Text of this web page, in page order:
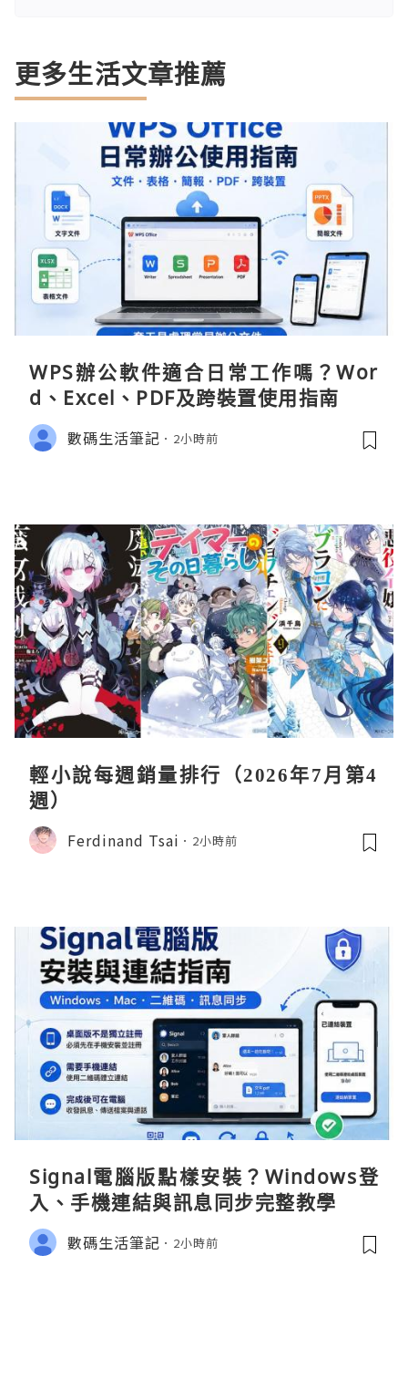
更多生活文章推薦
WPS辦公軟件適合日常工作嗎？Wor
d、Excel、PDF及跨裝置使用指南
數碼生活筆記 2小時前
輕小說每週銷量排行（2026年7月第4
週）
Ferdinand Tsai 2小時前
Signal電腦版點樣安裝？Windows登
入、手機連結與訊息同步完整教學
數碼生活筆記 2小時前